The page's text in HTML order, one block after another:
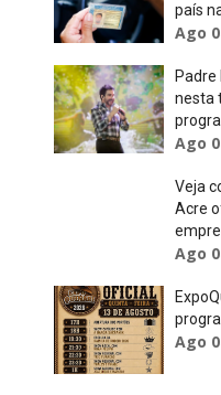
país
Ago
nesta
Ago
Veja
Acre
Ago
Ago